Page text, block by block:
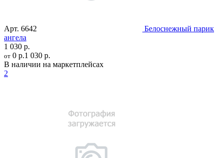
Арт. 6642
Белоснежный парик
ангела
1 030 р.
от 0 р.1 030 р.
В наличии на маркетплейсах
2